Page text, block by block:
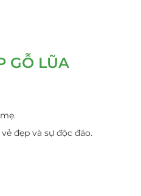
GỖ LŨA
đẹp và sự độc đáo.